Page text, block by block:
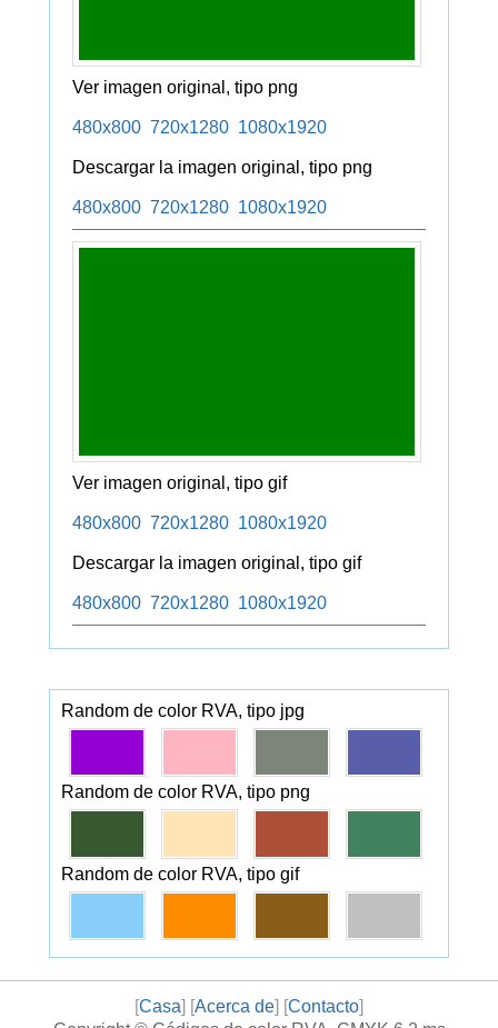
Ver imagen original, tipo png
480x800 720x1280 1080x1920
Descargar la imagen original, tipo png
480x800 720x1280 1080x1920
Ver imagen original, tipo gif
480x800 720x1280 1080x1920
Descargar la imagen original, tipo gif
480x800 720x1280 1080x1920
Random de color RVA, tipo jpg
Random de color RVA, tipo png
Random de color RVA, tipo gif
[Casa] [Acerca de] [Contacto]